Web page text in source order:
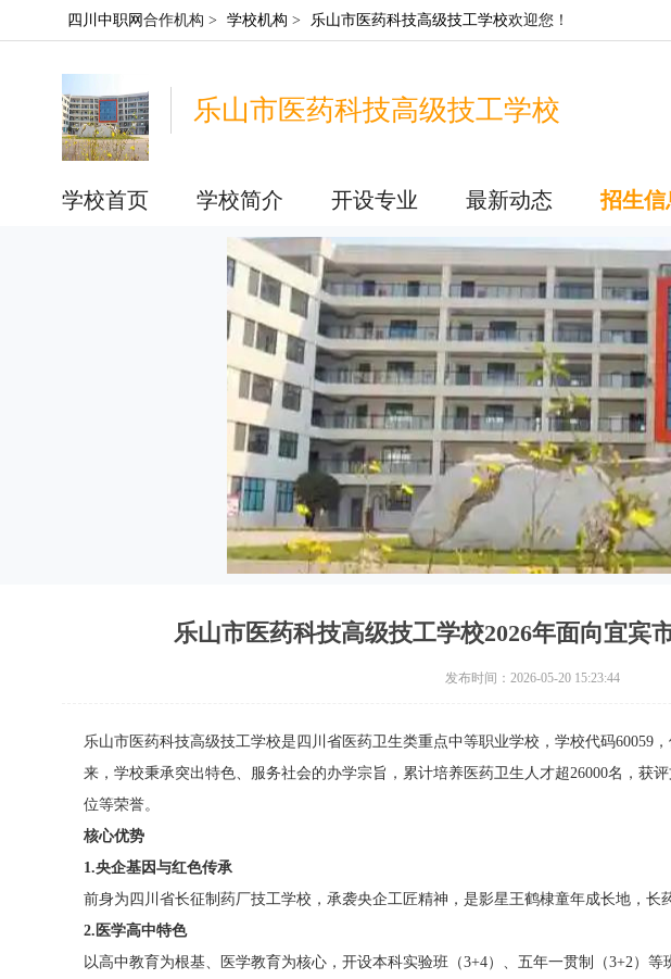
四川中职网 合作机构 > 学校机构 > 乐山市医药科技高级技工学校欢迎您！
乐山市医药科技高级技工学校
学校首页 学校简介 开设专业 最新动态 招生信
乐山市医药科技高级技工学校2026年面向宜宾
发布时间：2026-05-20 15:23:44
乐山市医药科技高级技工学校是四川省医药卫生类重点中等职业学校，学校代码60059
来，学校秉承突出特色、服务社会的办学宗旨，累计培养医药卫生人才超26000名，获
位等荣誉。
核心优势
1.央企基因与红色传承
前身为四川省长征制药厂技工学校，承袭央企工匠精神，是影星王鹤棣童年成长地，长
2.医学高中特色
以高中教育为根基、医学教育为核心，开设本科实验班（3+4）、五年一贯制（3+2）